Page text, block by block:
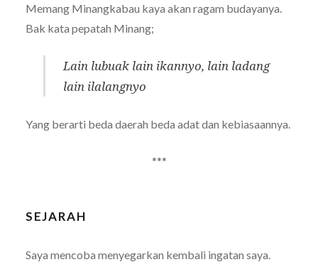
Memang Minangkabau kaya akan ragam budayanya.
Bak kata pepatah Minang;
Lain lubuak lain ikannyo, lain ladang
lain ilalangnyo
Yang berarti beda daerah beda adat dan kebiasaannya.
***
SEJARAH
Saya mencoba menyegarkan kembali ingatan saya.